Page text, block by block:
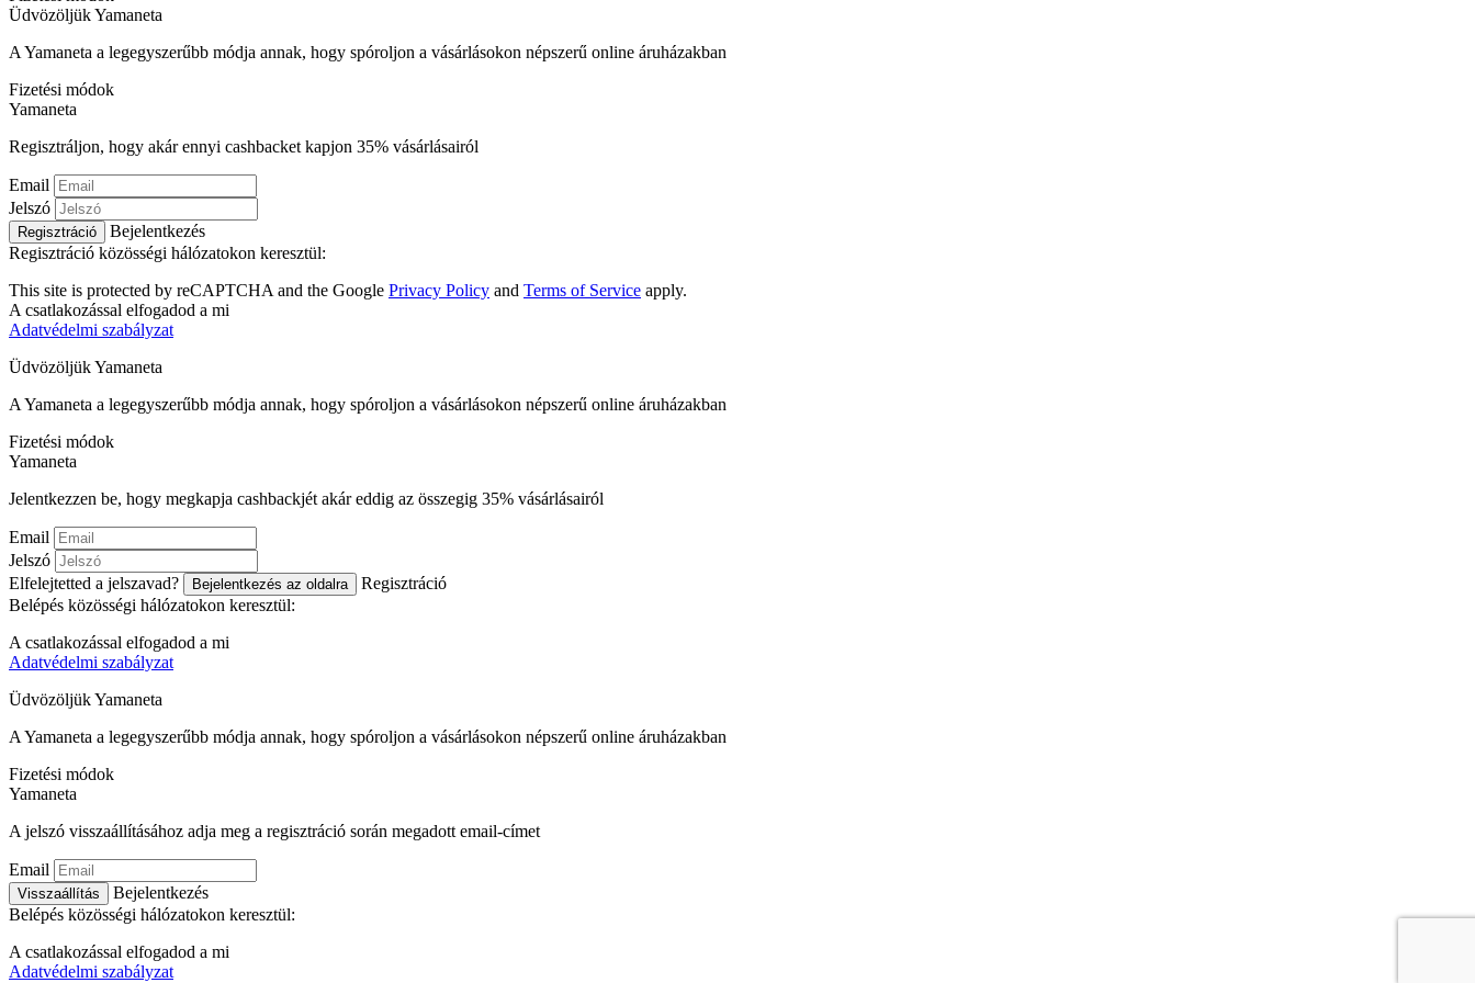
ÜdvözöljükYamaneta
A Yamaneta a legegyszerűbb módja annak, hogy spóroljon a vásárlásokon népszerű online áruházakban
Fizetési módok
Yamaneta
Regisztráljon, hogy akár ennyi cashbacket kapjon 35% vásárlásairól
Email
Jelszó
Regisztráció
Bejelentkezés
Regisztráció közösségi hálózatokon keresztül:
This site is protected by reCAPTCHA and the Google Privacy Policy and Terms of Service apply.
A csatlakozással elfogadod a mi
Adatvédelmi szabályzat
ÜdvözöljükYamaneta
A Yamaneta a legegyszerűbb módja annak, hogy spóroljon a vásárlásokon népszerű online áruházakban
Fizetési módok
Yamaneta
Jelentkezzen be, hogy megkapja cashbackjét akár eddig az összegig 35% vásárlásairól
Email
Jelszó
Elfelejtetted a jelszavad?
Bejelentkezés az oldalra
Regisztráció
Belépés közösségi hálózatokon keresztül:
A csatlakozással elfogadod a mi
Adatvédelmi szabályzat
ÜdvözöljükYamaneta
A Yamaneta a legegyszerűbb módja annak, hogy spóroljon a vásárlásokon népszerű online áruházakban
Fizetési módok
Yamaneta
A jelszó visszaállításához adja meg a regisztráció során megadott email-címet
Email
Visszaállítás
Bejelentkezés
Belépés közösségi hálózatokon keresztül:
A csatlakozással elfogadod a mi
Adatvédelmi szabályzat